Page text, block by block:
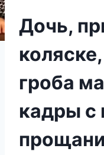
Дочь,
гроба
кадры с